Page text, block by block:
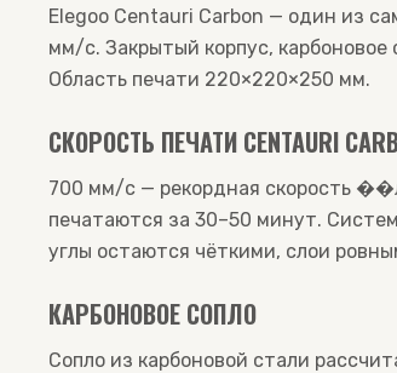
Elegoo Centauri Carbon — один из
мм/с. Закрытый корпус,
Область печати 220×220×250 мм.
СКОРОСТЬ ПЕЧАТИ CENTAURI
700 мм/с — рекордная скорость
печатаются за 30–50 минут.
углы остаются чёткими, слои
КАРБОНОВОЕ СОПЛО
Сопло из карбоновой стали